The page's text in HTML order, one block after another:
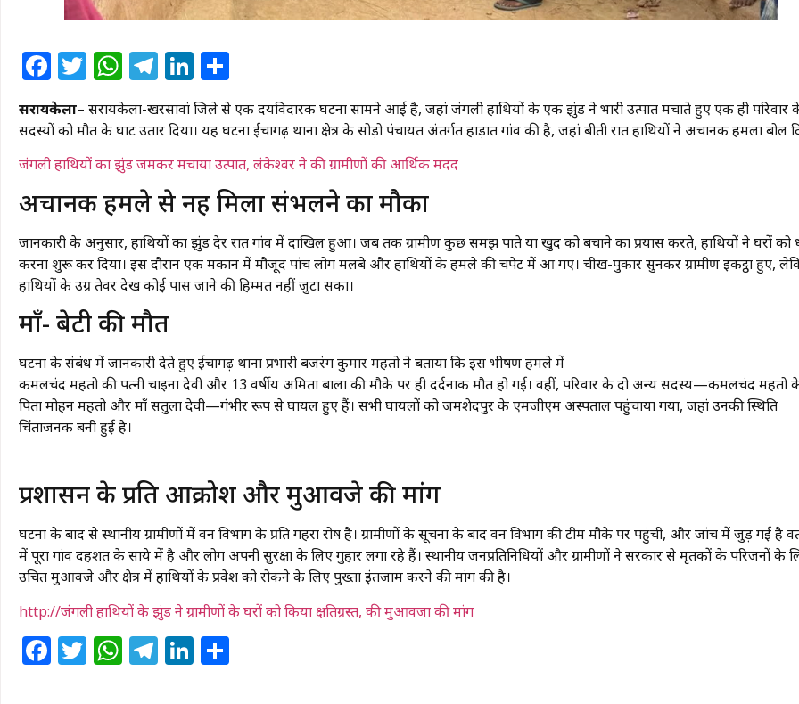
Facebook
Twitter
WhatsApp
Telegram
LinkedIn
सरायकेला– सरायकेला-खरसावां जिले से एक हृदयविदारक घटना सामने आई है, जहां जंगली हाथियों के एक झुंड ने भारी उत्पात मचाते हुए एक ही परिवार
सदस्यों को मौत के घाट उतार दिया। यह घटना ईचागढ़ थाना क्षेत्र के सोड़ो पंचायत अंतर्गत हाड़ात गांव की है, जहां बीती रात हाथियों ने अचानक हमला बोल
जंगली हाथियों का झुंड जमकर मचाया उत्पात, लंकेश्वर ने की ग्रामीणों की आर्थिक मदद
​अचानक हमले से नहीं मिला संभलने का मौका
जानकारी के अनुसार, हाथियों का झुंड देर रात गांव में दाखिल हुआ। जब तक ग्रामीण कुछ समझ पाते या खुद को बचाने का प्रयास करते, हाथियों ने घरों को
करना शुरू कर दिया। इस दौरान एक मकान में मौजूद पांच लोग मलबे और हाथियों के हमले की चपेट में आ गए। चीख-पुकार सुनकर ग्रामीण इकट्ठा हुए,
हाथियों के उग्र तेवर देख कोई पास जाने की हिम्मत नहीं जुटा सका।
​माँ- बेटी की मौत
घटना के संबंध में जानकारी देते हुए ईचागढ़ थाना प्रभारी बजरंग कुमार महतो ने बताया कि इस भीषण हमले में
कमलचंद महतो की पत्नी चाइना देवी और 13 वर्षीय अमिता बाला की मौके पर ही दर्दनाक मौत हो गई। वहीं, परिवार के दो अन्य सदस्य—कमलचंद महतो
पिता मोहन महतो और माँ सतुला देवी—गंभीर रूप से घायल हुए हैं। सभी घायलों को जमशेदपुर के एमजीएम अस्पताल पहुंचाया गया, जहां उनकी स्थिति
चिंताजनक बनी हुई है।
प्रशासन के प्रति आक्रोश और मुआवजे की मांग
घटना के बाद से स्थानीय ग्रामीणों में वन विभाग के प्रति गहरा रोष है। ग्रामीणों के सूचना के बाद वन विभाग की टीम मौके पर पहुंची, और जांच में जुड़ गई है
में पूरा गांव दहशत के साये में है और लोग अपनी सुरक्षा के लिए गुहार लगा रहे हैं। स्थानीय जनप्रतिनिधियों और ग्रामीणों ने सरकार से मृतकों के परिजनों के
उचित मुआवजे और क्षेत्र में हाथियों के प्रवेश को रोकने के लिए पुख्ता इंतजाम करने की मांग की है।
http://जंगली हाथियों के झुंड ने ग्रामीणों के घरों को किया क्षतिग्रस्त, की मुआवजा की मांग
Facebook
Twitter
WhatsApp
Telegram
LinkedIn